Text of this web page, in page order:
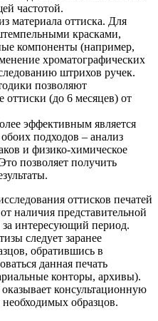
частотой.
материала оттиска. Для
красками,
компоненты (например,
хроматографических
штрихов ручек.
позволяют
оттиски (до 6 месяцев) от
эффективным является
подходов – анализ
и физико-химическое
позволяет получить
оттисков печатей
наличия представительной
интересующий период.
следует заранее
обратившись в
данная печать
конторы, архивы).
консультационную
образцов.